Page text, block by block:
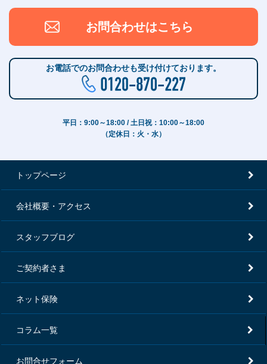
お問合わせはこちら
お電話でのお問合わせも受け付けております。
平日：9:00～18:00 / 土日祝：10:00～18:00
（定休日：火・水）
トップページ
会社概要・アクセス
スタッフブログ
ご契約者さま
ネット保険
コラム一覧
お問合せフォーム